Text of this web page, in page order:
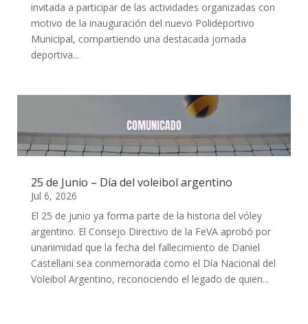
invitada a participar de las actividades organizadas con
motivo de la inauguración del nuevo Polideportivo
Municipal, compartiendo una destacada jornada
deportiva...
25 de Junio – Día del voleibol argentino
Jul 6, 2026
El 25 de junio ya forma parte de la historia del vóley
argentino. El Consejo Directivo de la FeVA aprobó por
unanimidad que la fecha del fallecimiento de Daniel
Castellani sea conmemorada como el Día Nacional del
Voleibol Argentino, reconociendo el legado de quien...